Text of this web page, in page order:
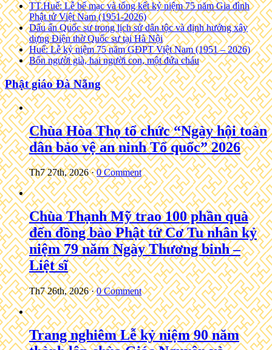
TT.Huế: Lễ bế mạc và tổng kết kỷ niệm 75 năm Gia đình
Phật tử Việt Nam (1951-2026)
Dấu ấn Quốc sư trong lịch sử dân tộc và định hướng xây
dựng Điện thờ Quốc sư tại Hà Nội
Huế: Lễ kỷ niệm 75 năm GĐPT Việt Nam (1951 – 2026)
Bốn người già, hai người con, một đứa cháu
Phật giáo Đà Nẵng
Chùa Hòa Thọ tổ chức “Ngày hội toàn
dân bảo vệ an ninh Tổ quốc” 2026
Th7 27th, 2026·0 Comment
Chùa Thạnh Mỹ trao 100 phần quà
đến đồng bào Phật tử Cơ Tu nhân kỷ
niệm 79 năm Ngày Thương binh –
Liệt sĩ
Th7 26th, 2026·0 Comment
Trang nghiêm Lễ kỷ niệm 90 năm